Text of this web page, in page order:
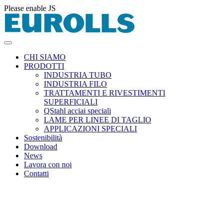
Please enable JS
CHI SIAMO
PRODOTTI
INDUSTRIA TUBO
INDUSTRIA FILO
TRATTAMENTI E RIVESTIMENTI
SUPERFICIALI
QStahl acciai speciali
LAME PER LINEE DI TAGLIO
APPLICAZIONI SPECIALI
Sostenibilità
Download
News
Lavora con noi
Contatti